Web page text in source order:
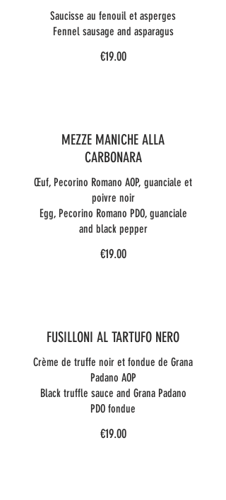
Saucisse au fenouil et asperges
Fennel sausage and asparagus
€19.00
MEZZE MANICHE ALLA
CARBONARA
Œuf, Pecorino Romano AOP, guanciale et
poivre noir
Egg, Pecorino Romano PDO, guanciale
and black pepper
€19.00
FUSILLONI AL TARTUFO NERO
Crème de truffe noir et fondue de Grana
Padano AOP
Black truffle sauce and Grana Padano
PDO fondue
€19.00